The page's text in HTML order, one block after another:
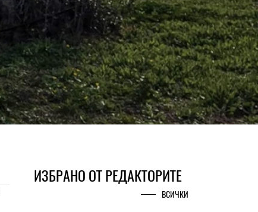
ИЗБРАНО ОТ РЕДАКТОРИТЕ
ВСИЧКИ